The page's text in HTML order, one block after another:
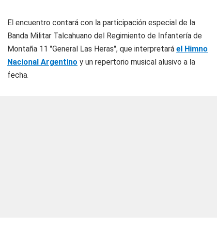
El encuentro contará con la participación especial de la
Banda Militar Talcahuano del Regimiento de Infantería de
Montaña 11 "General Las Heras", que interpretará el Himno
Nacional Argentino y un repertorio musical alusivo a la
fecha.